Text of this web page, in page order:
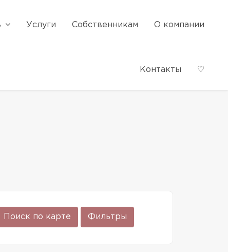
Услуги Собственникам О компании
Контакты ♡
Поиск по карте Фильтры